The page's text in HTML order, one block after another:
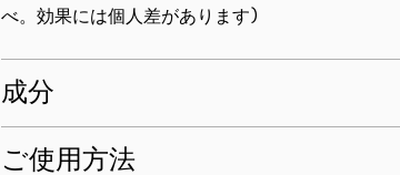
べ。効果には個人差があります)
成分
ご使用方法